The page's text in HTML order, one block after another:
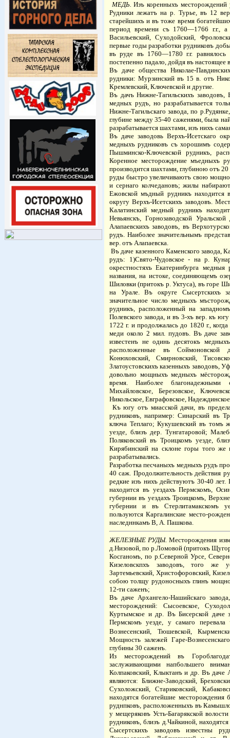
МЕДЬ. Изъ коренныхъ месторождений
Рудники лежатъ на р. Турье, въ 12
старейшихъ и въ тоже время
период времени съ 1760—1766 г.г.,
Васильевский, Суходойский,
первые годы разработки рудниковъ
въ руде въ 1760—1780 г.г.
постепенно падало, дойдя въ настоящее
Въ даче общества Николае-
рудники: Мурзинский въ 15 в. отъ
Кремлевский, Ключевской и другие.
Въ дачъ Нижне-Тагильскихъ заводовъ,
медных рудъ, но разрабатывается
Нижне-Тагильскаго завода, по
глубине между 35-40 саженями, была
разрабатывается шахтами, изъ нихъ
Въ даче заводовь Верхъ-Исетскаго
медныхъ рудниковъ съ хорошимъ
Пышминско-Ключевской рудникъ,
Коренное месторождение мъедныхъ
производится шахтами, глубиною отъ
руды быстро увеличиваютъ свою
и сернаго колчедановъ; жилы
Ежовской мъдный рудникъ находится
округу Верхъ-Исетскихъ заводовъ.
Калатинский медный рудникъ
Невьянскъ, Горнозаводской
Алапаевскихъ заводовъ, въ
рудъ. Наиболее значительнымъ
вер. отъ Алапаевска.
Въ даче казенного Каменского завода,
рудъ: 1)Свято-Чудовское - на р.
окрестностяхъ Екатеринбурга
названия, на истоке, соединяющемъ
Шиловки (притокъ р. Уктуса), въ горе
на Урале.Въ округе Сысертскихъ
значительное число медныхъ
рудникъ, расположенный на
Полевского завода, и въ 3-хъ вер. къ
1722 г. и продолжалась до 1820 г.,
меди около 2 мил. пудовъ. Въ даче
известенъ не одинь десятокъ
расположенные въ Соймоновской
Конюховский, Смирновский,
Златоустовскихъ казенныхъ заводовъ,
довольно мощныхъ медныхъ
время. Наиболее благонадежными
Михайловское, Березовское,
Никольское, Евграфовское,
Къ югу отъ миасской дачи, въ
рудниковъ, например: Синарский въ
ключа Теплаго; Кукушевский въ томъ
уезде, близъ дер. Тунгатаровой;
Поляковский въ Троицкомъ уезде,
Кирябинский на склоне горы того же
разрабатывались.
Разработка песчаныхъ медныхъ рудъ
40 саж. Продолжительность действия
редкие изъ нихъ действуютъ 30-40
находится въ уездахъ Пермскомъ,
губернии въ уездахъ Троицкомъ,
губернии и
въ Стерлитамакскомъ
пользуются Каргалинские место-
наследннкамъ В, А. Пашкова.
ЖЕЛЕЗНЫЕ РУДЫ.Месторождения
д.Низовой, по р.Ломовой (притокъ
Косганомъ, по р.Северной Урсе,
Кизеловскпхъ заводовъ, того же
Зартемьевский, Христофоровский,
собою толщу рудоносныхъ глинъ
12-ти саженъ;
Въ даче Архангело-Нашийскаго
месторождений: Сысоевское,
Куртымское и др. Въ Бисерской даче
Пермскомъ уезде, у самаго перевала
Вознесенский, Тюшевской,
Мощность залежей Гаре-
глубины 30 саженъ.
Из месторождений въ
заслуживающими напбольшего
Колпаковский, Клыктанъ и др. Въ даче
являются: Ближне-Заводский,
Сухоложский, Стариковский,
находятся богатейшие месторождения
руднпковъ, расположенныхъ въ
у мещеряковъ Усть-Багарякской
рудниковъ, близъ д.Чайкиной,
Сысертскихъ заводовъ известны